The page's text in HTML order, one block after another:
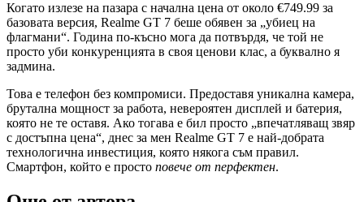
Когато излезе на пазара с начална цена от около €749.99 за
базовата версия, Realme GT 7 беше обявен за „убиец на
флагмани“. Година по-късно мога да потвърдя, че той не
просто уби конкуренцията в своя ценови клас, а буквално я
задмина.
​Това е телефон без компромиси. Предоставя уникална камера,
брутална мощност за работа, невероятен дисплей и батерия,
която не те оставя. Ако тогава е бил просто „впечатляващ звяр
с достъпна цена“, днес за мен Realme GT 7 е най-добрата
технологична инвестиция, която някога съм правил.
Смартфон, който е просто повече от перфектен.